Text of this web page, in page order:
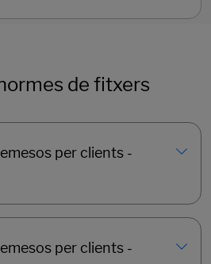
de fitxers
per clients -
per clients -